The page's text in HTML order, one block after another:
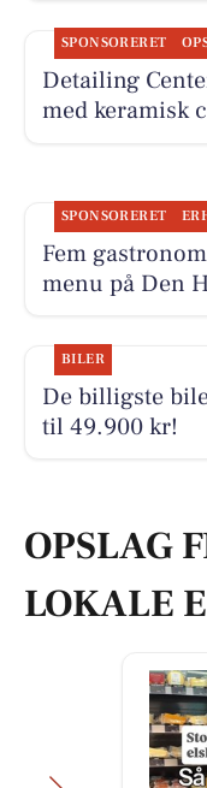
SPONSORERET
Detailing
med keramisk
SPONSORERET
Fem
menu på Den
BILER
De billigste
til 49.900 kr!
OPSLAG
LOKALE